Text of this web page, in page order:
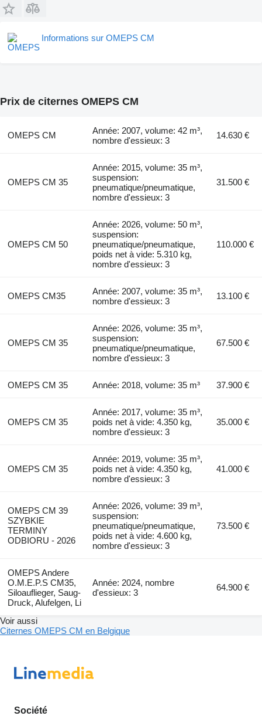
Informations sur OMEPS CM
Prix de citernes OMEPS CM
OMEPS CM
Année: 2007, volume: 42 m³,
nombre d'essieux: 3
14.630 €
OMEPS CM 35
Année: 2015, volume: 35 m³,
suspension:
pneumatique/pneumatique,
nombre d'essieux: 3
31.500 €
OMEPS CM 50
Année: 2026, volume: 50 m³,
suspension:
pneumatique/pneumatique,
poids net à vide: 5.310 kg,
nombre d'essieux: 3
110.000 €
OMEPS CM35
Année: 2007, volume: 35 m³,
nombre d'essieux: 3
13.100 €
OMEPS CM 35
Année: 2026, volume: 35 m³,
suspension:
pneumatique/pneumatique,
nombre d'essieux: 3
67.500 €
OMEPS CM 35 Année: 2018, volume: 35 m³ 37.900 €
OMEPS CM 35
Année: 2017, volume: 35 m³,
poids net à vide: 4.350 kg,
nombre d'essieux: 3
35.000 €
OMEPS CM 35
Année: 2019, volume: 35 m³,
poids net à vide: 4.350 kg,
nombre d'essieux: 3
41.000 €
OMEPS CM 39
SZYBKIE
TERMINY
ODBIORU - 2026
Année: 2026, volume: 39 m³,
suspension:
pneumatique/pneumatique,
poids net à vide: 4.600 kg,
nombre d'essieux: 3
73.500 €
OMEPS Andere
O.M.E.P.S CM35,
Siloauflieger, Saug-
Druck, Alufelgen, Li
Année: 2024, nombre
d'essieux: 3
64.900 €
Voir aussi
Citernes OMEPS CM en Belgique
Société